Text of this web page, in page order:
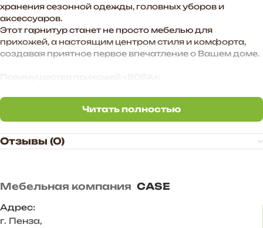
хранения сезонной одежды, головных уборов и
аксессуаров.
Этот гарнитур станет не просто мебелью для
прихожей, а настоящим центром стиля и комфорта,
создавая приятное первое впечатление о Вашем доме.
— Произвольное расположение модулей. Также есть
возможность дополнить комплект новыми модулями в
высоту и ширину.
— Универсальное цветовое сочетание подходит для
большинства интерьеров.
Фасад ЛДСП Белый
Размер комплекта, мм: 1600х2183х444
Состав комплекта/размер, мм:
Читать полностью
Читать полностью
Отзывы (0)
Мебельная компания CASE
Адрес:
г. Пенза,